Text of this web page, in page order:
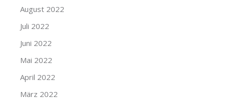
August 2022
Juli 2022
Juni 2022
Mai 2022
April 2022
März 2022